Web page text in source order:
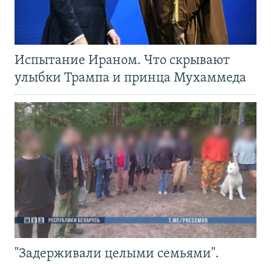
Испытание Ираном. Что скрывают
улыбки Трампа и принца Мухаммеда
"Задерживали целыми семьями".